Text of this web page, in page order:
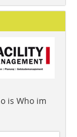
is Who im